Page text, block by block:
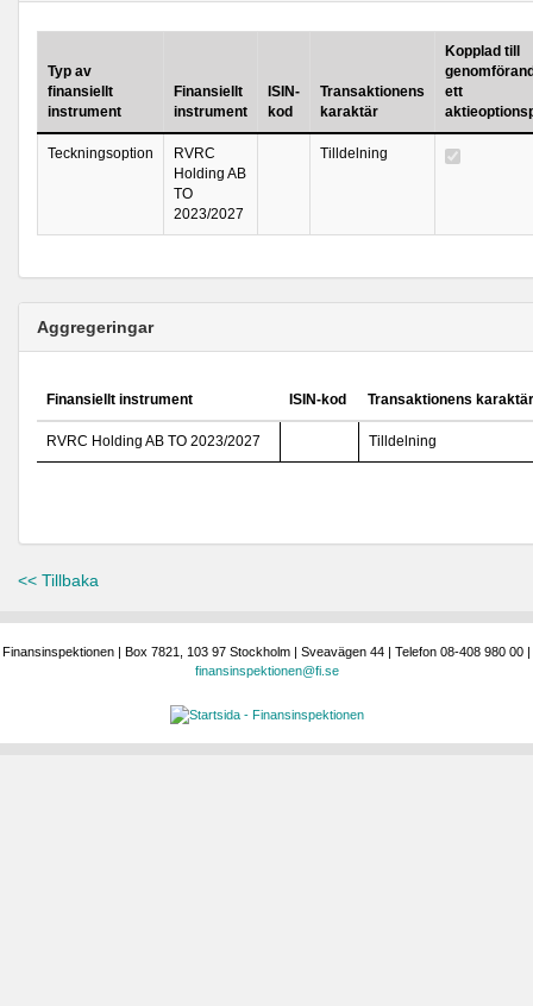
Typ av
finansiellt
instrument
Finansiellt
instrument
ISIN-
kod
Transaktionens
karaktär
Kopplad till
ett
Teckningsoption
RVRC
Holding AB
TO
2023/2027
Tilldelning
Aggregeringar
Finansiellt instrument ISIN-kod Transaktionens karaktär
RVRC Holding AB TO 2023/2027 Tilldelning
<< Tillbaka
Finansinspektionen | Box 7821, 103 97 Stockholm | Sveavägen 44 | Telefon 08-408 980 00 |
finansinspektionen@fi.se